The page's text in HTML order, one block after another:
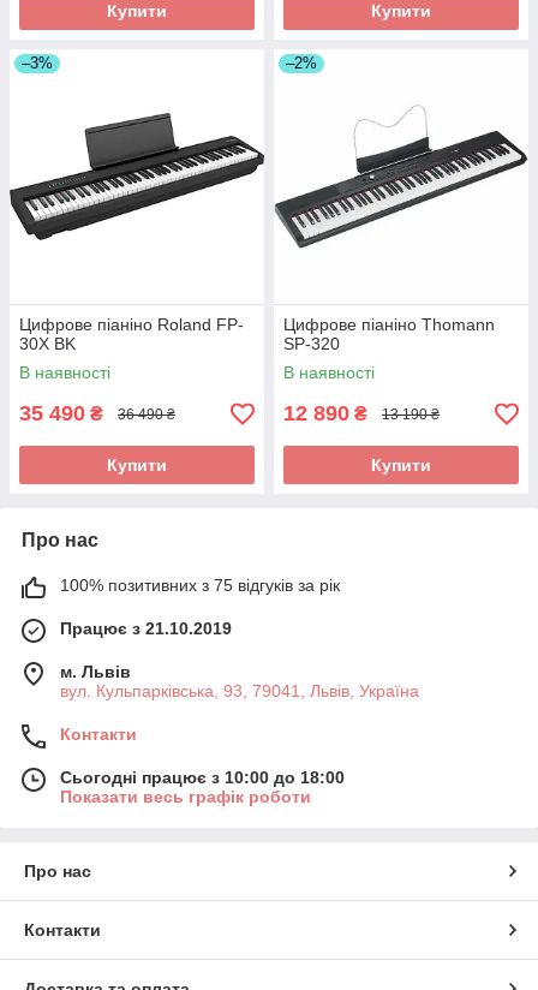
Купити Купити
–3%
Цифрове піаніно Roland FP-
30X BK
В наявності
35 490 ₴ 36 490 ₴
Купити
–2%
Цифрове піаніно Thomann
SP-320
В наявності
12 890 ₴ 13 190 ₴
Купити
Про нас
100% позитивних з 75 відгуків за рік
Працює з 21.10.2019
м. Львів
вул. Кульпарківська, 93, 79041, Львів, Україна
Контакти
Сьогодні працює з 10:00 до 18:00
Показати весь графік роботи
Про нас
Контакти